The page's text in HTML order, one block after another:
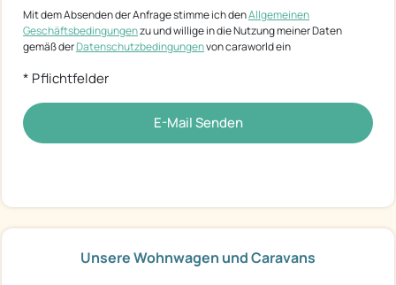
Mit dem Absenden der Anfrage stimme ich denAllgemeinen
Geschäftsbedingungenzu und willige in die Nutzung meiner Daten
gemäß derDatenschutzbedingungenvon caraworld ein
* Pflichtfelder
E-Mail Senden
Unsere Wohnwagen und Caravans